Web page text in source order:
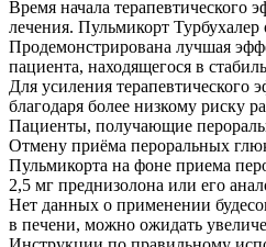
Время начала терапевтического
лечения. Пульмикорт
Продемонстрирована лучшая
пациента, находящегося в
Для усиления терапевтического
благодаря более низкому риску
Пациенты, получающие
Отмену приёма пероральных
Пульмикорта на фоне приема
2,5 мг преднизолона или его
Нет данных о применении
в печени, можно ожидать